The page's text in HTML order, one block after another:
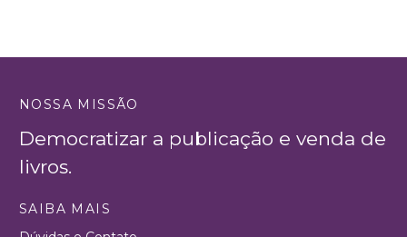
NOSSA MISSÃO
Democratizar a publicação e venda de
livros.
SAIBA MAIS